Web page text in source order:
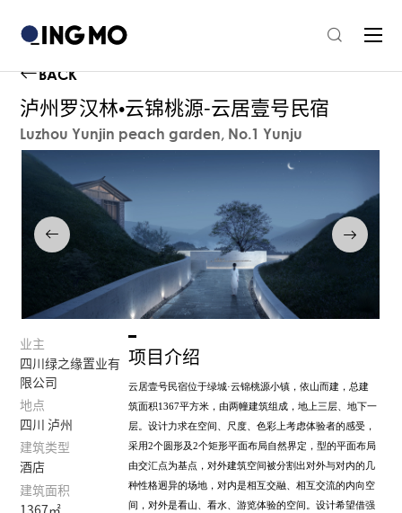
BACK
泸州罗汉林•云锦桃源-云居壹号民宿
Luzhou Yunjin peach garden, No.1 Yunju
项目介绍
云居壹号民宿位于绿城·云锦桃源小镇，依山而建，总建
筑面积1367平方米，由两幢建筑组成，地上三层、地下一
层。设计力求在空间、尺度、色彩上考虑体验者的感受，
采用2个圆形及2个矩形平面布局自然界定，型的平面布局
由交汇点为基点，对外建筑空间被分割出对外与对内的几
种性格迥异的场地，对内是相互交融、相互交流的内向空
间，对外是看山、看水、游览体验的空间。设计希望借强
业主
四川绿之缘置业有
限公司
地点
四川 泸州
建筑类型
酒店
建筑面积
1367㎡